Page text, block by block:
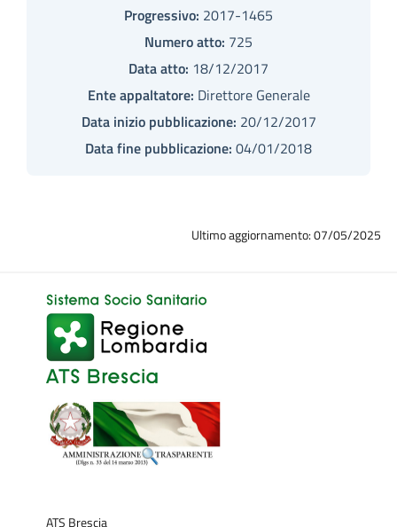
Progressivo: 2017-1465
Numero atto: 725
Data atto: 18/12/2017
Ente appaltatore: Direttore Generale
Data inizio pubblicazione: 20/12/2017
Data fine pubblicazione: 04/01/2018
Ultimo aggiornamento: 07/05/2025
ATS Brescia